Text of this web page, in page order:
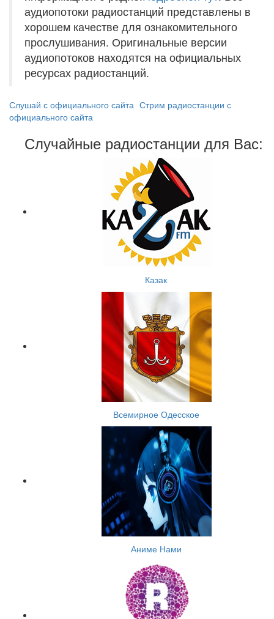
аудиопотоки радиостанций представлены в
хорошем качестве для ознакомительного
прослушивания. Оригинальные версии
аудиопотоков находятся на официальных
ресурсах радиостанций.
Слушай с официального сайта Стрим радиостанции с
официального сайта
Случайные радиостанции для Вас:
Казак
Всемирное Одесское
Аниме Нами